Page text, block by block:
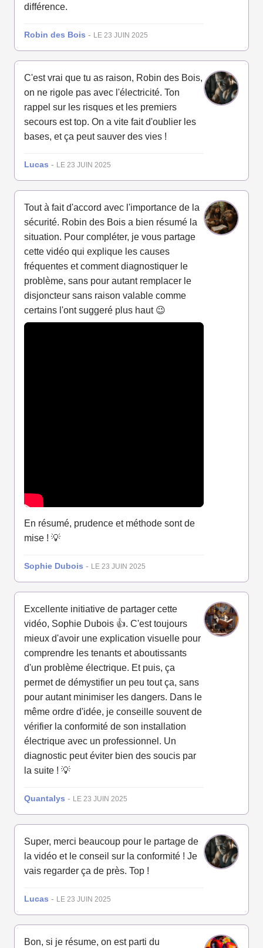
différence.
Robin des Bois - LE 23 JUIN 2025
C'est vrai que tu as raison, Robin des Bois,
on ne rigole pas avec l'électricité. Ton
rappel sur les risques et les premiers
secours est top. On a vite fait d'oublier les
bases, et ça peut sauver des vies !
Lucas - LE 23 JUIN 2025
Tout à fait d'accord avec l'importance de la
sécurité. Robin des Bois a bien résumé la
situation. Pour compléter, je vous partage
cette vidéo qui explique les causes
fréquentes et comment diagnostiquer le
problème, sans pour autant remplacer le
disjoncteur sans raison valable comme
certains l'ont suggeré plus haut 😉
En résumé, prudence et méthode sont de
mise ! 💡
Sophie Dubois - LE 23 JUIN 2025
Excellente initiative de partager cette
vidéo, Sophie Dubois 👍. C'est toujours
mieux d'avoir une explication visuelle pour
comprendre les tenants et aboutissants
d'un problème électrique. Et puis, ça
permet de démystifier un peu tout ça, sans
pour autant minimiser les dangers. Dans le
même ordre d'idée, je conseille souvent de
vérifier la conformité de son installation
électrique avec un professionnel. Un
diagnostic peut éviter bien des soucis par
la suite ! 💡
Quantalys - LE 23 JUIN 2025
Super, merci beaucoup pour le partage de
la vidéo et le conseil sur la conformité ! Je
vais regarder ça de près. Top !
Lucas - LE 23 JUIN 2025
Bon, si je résume, on est parti du